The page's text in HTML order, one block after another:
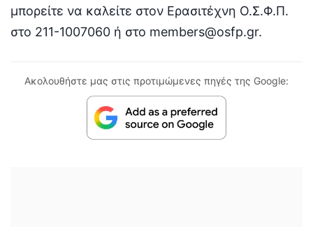
μπορείτε να καλείτε στον Ερασιτέχνη Ο.Σ.Φ.Π.
στο 211-1007060 ή στο members@osfp.gr.
Ακολουθήστε μας στις προτιμώμενες πηγές της Google: